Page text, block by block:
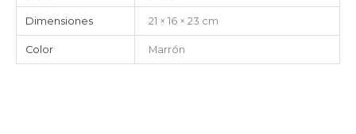
Dimensiones 21 × 16 × 23 cm
Color Marrón